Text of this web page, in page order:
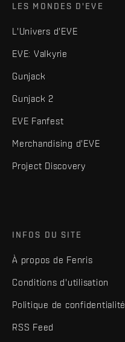
LES MONDES D'EVE
L'Univers d'EVE
EVE: Valkyrie
Gunjack
Gunjack 2
EVE Fanfest
Merchandising d'EVE
Project Discovery
INFOS DU SITE
À propos de Fenris
Conditions d'utilisation
Politique de confidentialité
RSS Feed